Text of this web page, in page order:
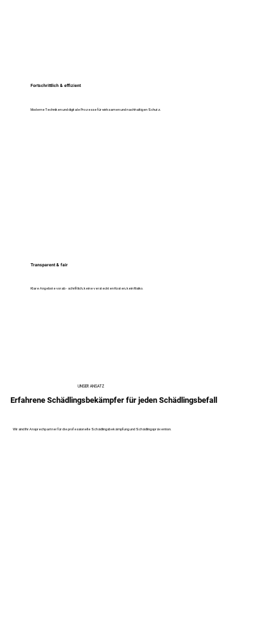
Fortschrittlich & effizient
Moderne Techniken und digitale Prozesse für wirksamen und nachhaltigen Schutz.
Transparent & fair
Klare Angebote vorab - schriftlich, keine versteckten Kosten, kein Risiko.
UNSER ANSATZ
Erfahrene Schädlingsbekämpfer für jeden Schädlingsbefall
Wir sind Ihr Ansprechpartner für die professionelle Schädlingsbekämpfung und Schädlingsprävention.